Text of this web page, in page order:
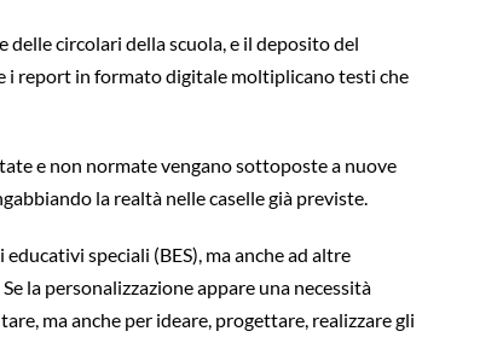
circolari della scuola, e il deposito del
i report in formato digitale moltiplicano testi che
e non normate vengano sottoposte a nuove
la realtà nelle caselle già previste.
speciali (BES), ma anche ad altre
la personalizzazione appare una necessità
ma anche per ideare, progettare, realizzare gli